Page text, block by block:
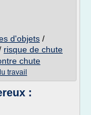
d'objets /
risque de chute
chute
travail
: